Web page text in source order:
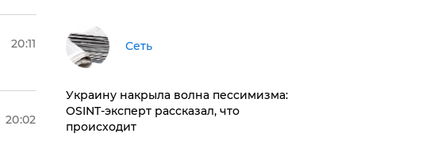
20:11
20:02
Сеть
​Украину накрыла волна пессимизма:
OSINT-эксперт рассказал, что
происходит